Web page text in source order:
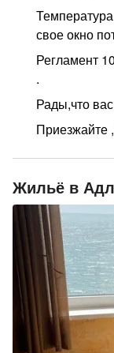
свое окно
Регламент
.
Рады,что
Приезжайте
Жильё в